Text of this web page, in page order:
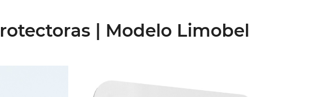
| Modelo Limobel